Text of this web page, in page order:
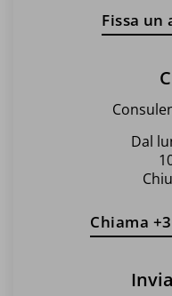
Fissa
Dal
Chiama